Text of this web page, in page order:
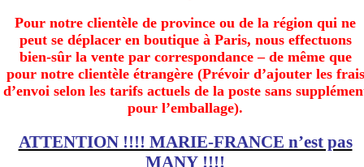
Pour notre clientèle de province ou de la région qui ne
peut se déplacer en boutique à Paris, nous effectuons
bien-sûr la vente par correspondance – de même que
pour notre clientèle étrangère (Prévoir d’ajouter les frais
d’envoi selon les tarifs actuels de la poste sans
pour l’emballage).
ATTENTION !!!! MARIE-FRANCE n’est pas
MANY !!!!